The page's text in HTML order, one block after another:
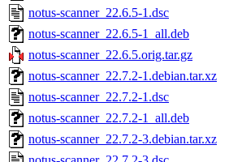
notus-scanner_22.6.5-1.dsc
notus-scanner_22.6.5-1_all.deb
notus-scanner_22.6.5.orig.tar.gz
notus-scanner_22.7.2-1.debian.tar.xz
notus-scanner_22.7.2-1.dsc
notus-scanner_22.7.2-1_all.deb
notus-scanner_22.7.2-3.debian.tar.xz